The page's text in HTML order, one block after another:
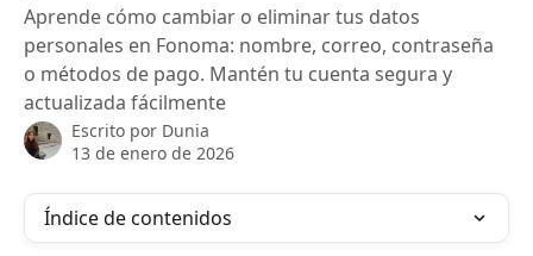
Aprende cómo cambiar o eliminar tus datos
personales en Fonoma: nombre, correo, contraseña
o métodos de pago. Mantén tu cuenta segura y
actualizada fácilmente
Escrito por Dunia
13 de enero de 2026
Índice de contenidos